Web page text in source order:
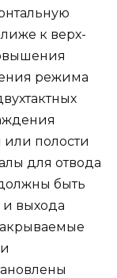
к верх­
режима
полости
для отвода
быть
и выхода